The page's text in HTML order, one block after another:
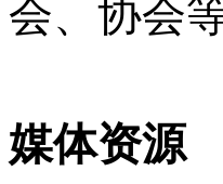
会、协会
媒体资源